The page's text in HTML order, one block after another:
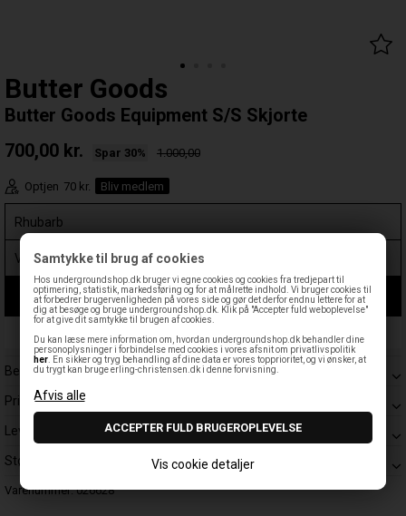
Samtykke til brug af cookies
Hos undergroundshop.dk bruger vi egne cookies og cookies fra tredjepart til
optimering, statistik, markedsføring og for at målrette indhold. Vi bruger cookies til
at forbedrer brugervenligheden på vores side og gør det derfor endnu lettere for at
dig at besøge og bruge undergroundshop.dk. Klik på "Accepter fuld weboplevelse"
for at give dit samtykke til brugen af cookies.
Du kan læse mere information om, hvordan undergroundshop.dk behandler dine
personoplysninger i forbindelse med cookies i vores afsnit om privatlivspolitik
her . En sikker og tryg behandling af dine data er vores topprioritet, og vi ønsker, at
du trygt kan bruge erling-christensen.dk i denne forvisning.
Vis cookie detaljer
Butter Goods
Butter Goods Equipment S/S Skjorte
700,00 kr. Spar 30% 1.000,00
Optjen 70 kr. Bliv medlem
LÆG I KURV
Leveringstid: 1-3 hverdage
Beskrivelse
Prisgaranti
Levering
Størrelsesguide
Varenummer:026628